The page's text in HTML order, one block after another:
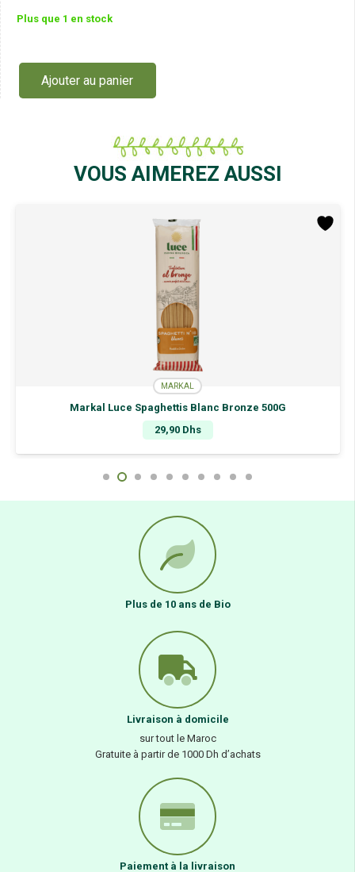
Plus que 1 en stock
quantité
de
Ajouter au panier
VOUS AIMEREZ AUSSI
MARKAL
Markal Luce Spaghettis Blanc Bronze 500G
29,90 Dhs
Plus de 10 ans de Bio
Livraison à domicile
sur tout le Maroc
Gratuite à partir de 1000 Dh d’achats
Paiement à la livraison